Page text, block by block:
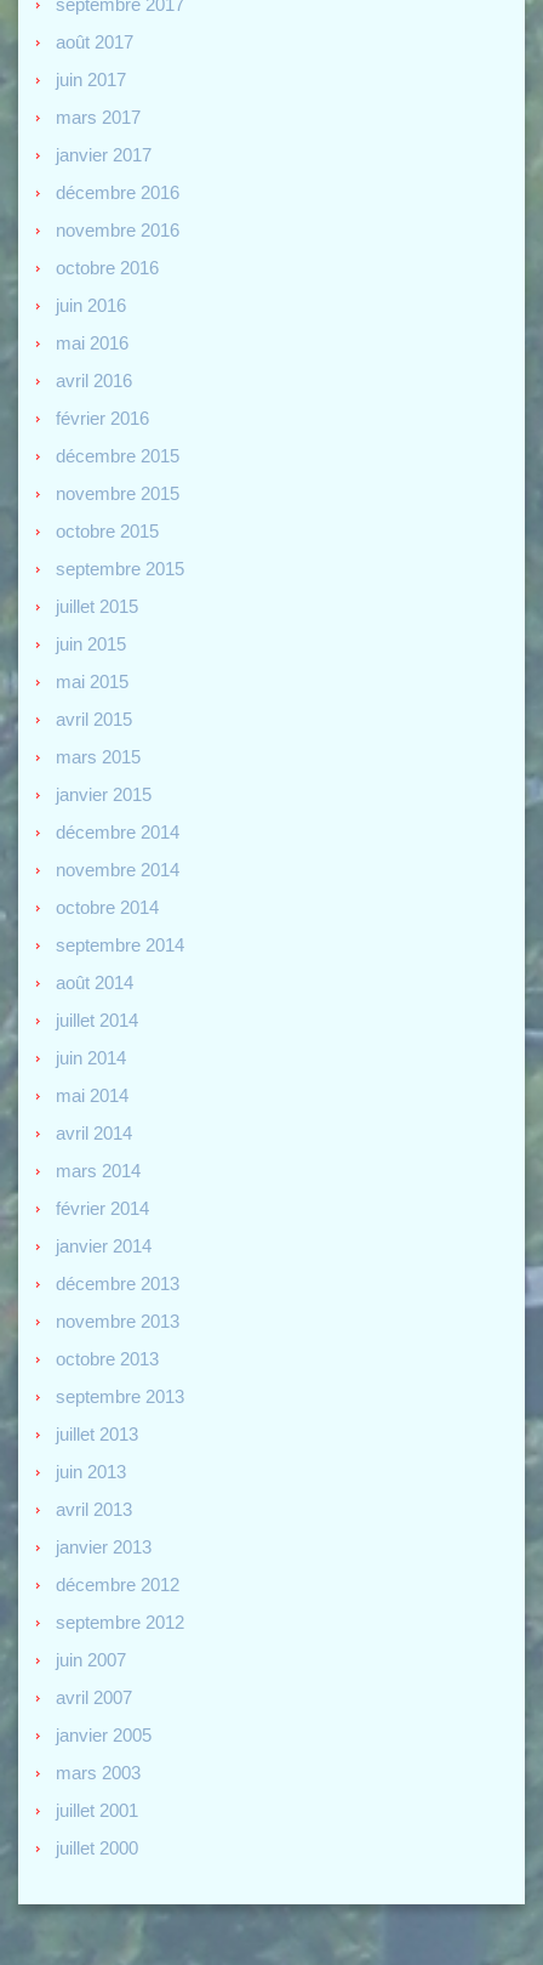
septembre 2017
août 2017
juin 2017
mars 2017
janvier 2017
décembre 2016
novembre 2016
octobre 2016
juin 2016
mai 2016
avril 2016
février 2016
décembre 2015
novembre 2015
octobre 2015
septembre 2015
juillet 2015
juin 2015
mai 2015
avril 2015
mars 2015
janvier 2015
décembre 2014
novembre 2014
octobre 2014
septembre 2014
août 2014
juillet 2014
juin 2014
mai 2014
avril 2014
mars 2014
février 2014
janvier 2014
décembre 2013
novembre 2013
octobre 2013
septembre 2013
juillet 2013
juin 2013
avril 2013
janvier 2013
décembre 2012
septembre 2012
juin 2007
avril 2007
janvier 2005
mars 2003
juillet 2001
juillet 2000